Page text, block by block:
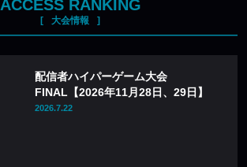
ACCESS RANKING
大会情報
配信者ハイパーゲーム大会
FINAL【2026年11月28日、29日】
2026.7.22